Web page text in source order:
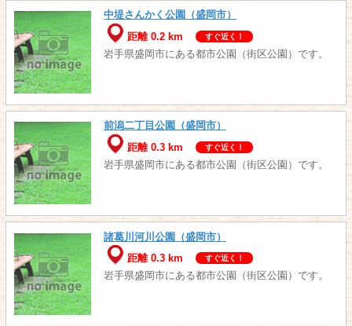
中堤さんかく公園（盛岡市）
距離 0.2 km
すぐ近く！
岩手県盛岡市にある都市公園（街区公園）です。
前潟二丁目公園（盛岡市）
距離 0.3 km
すぐ近く！
岩手県盛岡市にある都市公園（街区公園）です。
諸葛川河川公園（盛岡市）
距離 0.3 km
すぐ近く！
岩手県盛岡市にある都市公園（街区公園）です。